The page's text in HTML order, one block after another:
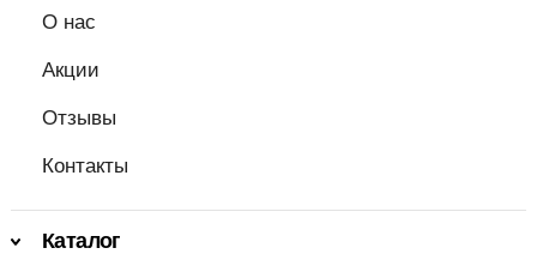
О нас
Акции
Отзывы
Контакты
Каталог